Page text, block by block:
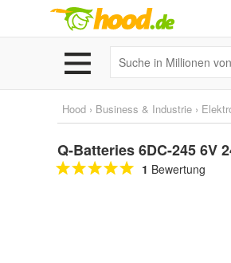
Hood › Business & Industrie ›
Q-Batteries 6DC-245 6V
1 Bewertung